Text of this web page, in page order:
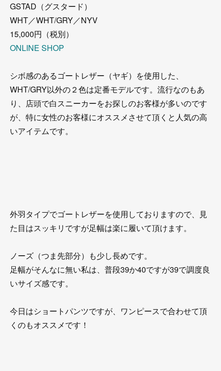
GSTAD（グスタード）
WHT／WHT/GRY／NYV
15,000円（税別）
ONLINE SHOP
シボ感のあるゴートレザー（ヤギ）を使用した、
WHT/GRY以外の２色は定番モデルです。流行なのもあ
り、店頭で白スニーカーをお探しのお客様が多いのです
が、特に女性のお客様にオススメさせて頂くと人気の高
いアイテムです。
外羽タイプでゴートレザーを使用しておりますので、見
た目はスッキリですが足幅は楽に履いて頂けます。
ノーズ（つま先部分）も少し長めです。
足幅がそんなに無い私は、普段39か40ですが39で調度良
いサイズ感です。
今日はショートパンツですが、ワンピースで合わせて頂
くのもオススメです！